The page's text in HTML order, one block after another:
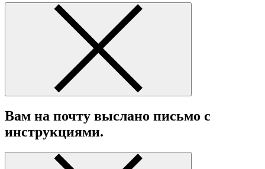
Вам на почту выслано письмо с
инструкциями.